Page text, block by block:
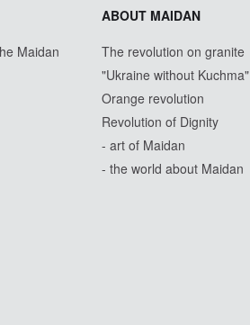
Maidan
ABOUT MAIDAN
The revolution on granite
"Ukraine without Kuchma"
Orange revolution
Revolution of Dignity
- art of Maidan
- the world about Maidan